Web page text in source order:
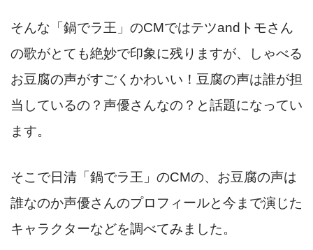
そんな「鍋でラ王」のCMではテツandトモさん
の歌がとても絶妙で印象に残りますが、しゃべる
お豆腐の声がすごくかわいい！豆腐の声は誰が担
当しているの？声優さんなの？と話題になってい
ます。
そこで日清「鍋でラ王」のCMの、お豆腐の声は
誰なのか声優さんのプロフィールと今まで演じた
キャラクターなどを調べてみました。